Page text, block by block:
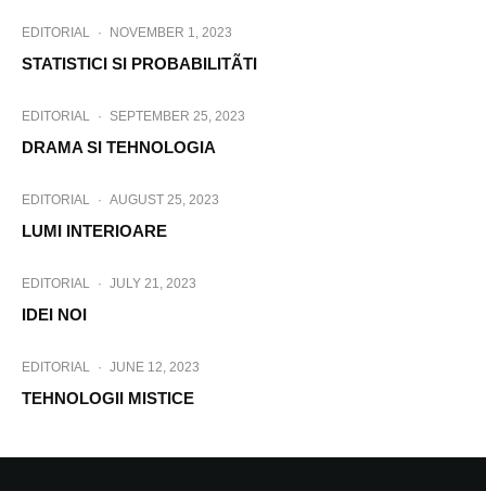
EDITORIAL · NOVEMBER 1, 2023
STATISTICI SI PROBABILITÃTI
EDITORIAL · SEPTEMBER 25, 2023
DRAMA SI TEHNOLOGIA
EDITORIAL · AUGUST 25, 2023
LUMI INTERIOARE
EDITORIAL · JULY 21, 2023
IDEI NOI
EDITORIAL · JUNE 12, 2023
TEHNOLOGII MISTICE